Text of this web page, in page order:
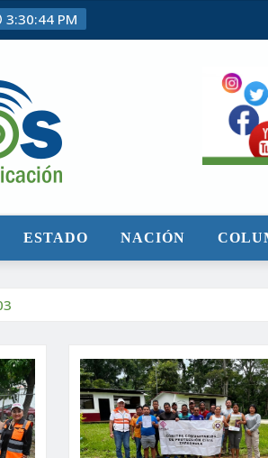
3:30:45 PM
ESTADO NACIÓN